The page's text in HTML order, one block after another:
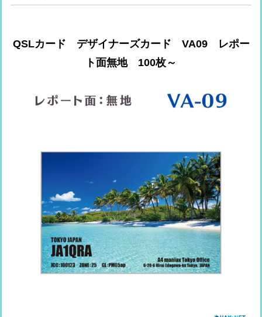
QSLカード デザイナーズカード VA09 レポー
ト面無地 100枚～